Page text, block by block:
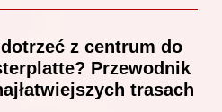
z centrum do
Przewodnik
trasach